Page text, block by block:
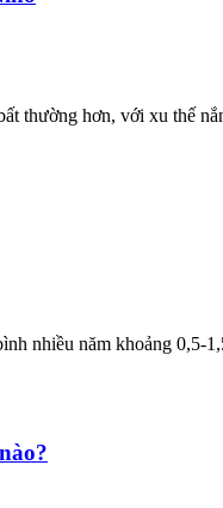
thường hơn, với xu thế
nhiều năm khoảng 0,5-